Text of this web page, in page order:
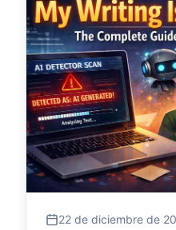
22 de diciembre de